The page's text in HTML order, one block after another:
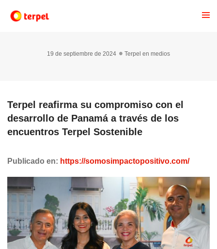
19 de septiembre de 2024 Terpel en medios
Terpel reafirma su compromiso con el
desarrollo de Panamá a través de los
encuentros Terpel Sostenible
Publicado en: https://somosimpactopositivo.com/